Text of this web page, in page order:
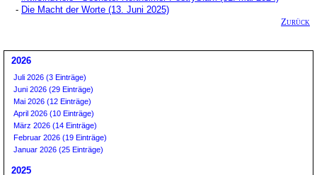
- Die Macht der Worte (13. Juni 2025)
Zurück
2026
Juli 2026 (3 Einträge)
Juni 2026 (29 Einträge)
Mai 2026 (12 Einträge)
April 2026 (10 Einträge)
März 2026 (14 Einträge)
Februar 2026 (19 Einträge)
Januar 2026 (25 Einträge)
2025